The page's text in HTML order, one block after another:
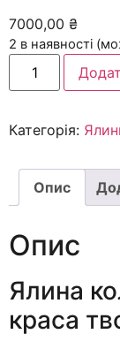
7000,00 ₴
2 в наявності
Категорія:
Опис
Опис
Ялина
краса